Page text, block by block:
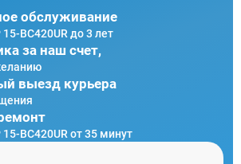
обслуживание
15-BC420UR до 3 лет
за наш счет,
выезд курьера
15-BC420UR от 35 минут